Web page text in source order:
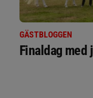
GÄSTBLOGGEN
Finaldag